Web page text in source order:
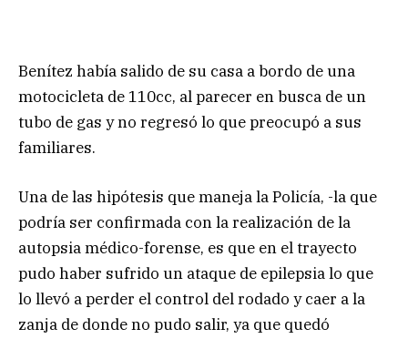
Benítez había salido de su casa a bordo de una
motocicleta de 110cc, al parecer en busca de un
tubo de gas y no regresó lo que preocupó a sus
familiares.
Una de las hipótesis que maneja la Policía, -la que
podría ser confirmada con la realización de la
autopsia médico-forense, es que en el trayecto
pudo haber sufrido un ataque de epilepsia lo que
lo llevó a perder el control del rodado y caer a la
zanja de donde no pudo salir, ya que quedó